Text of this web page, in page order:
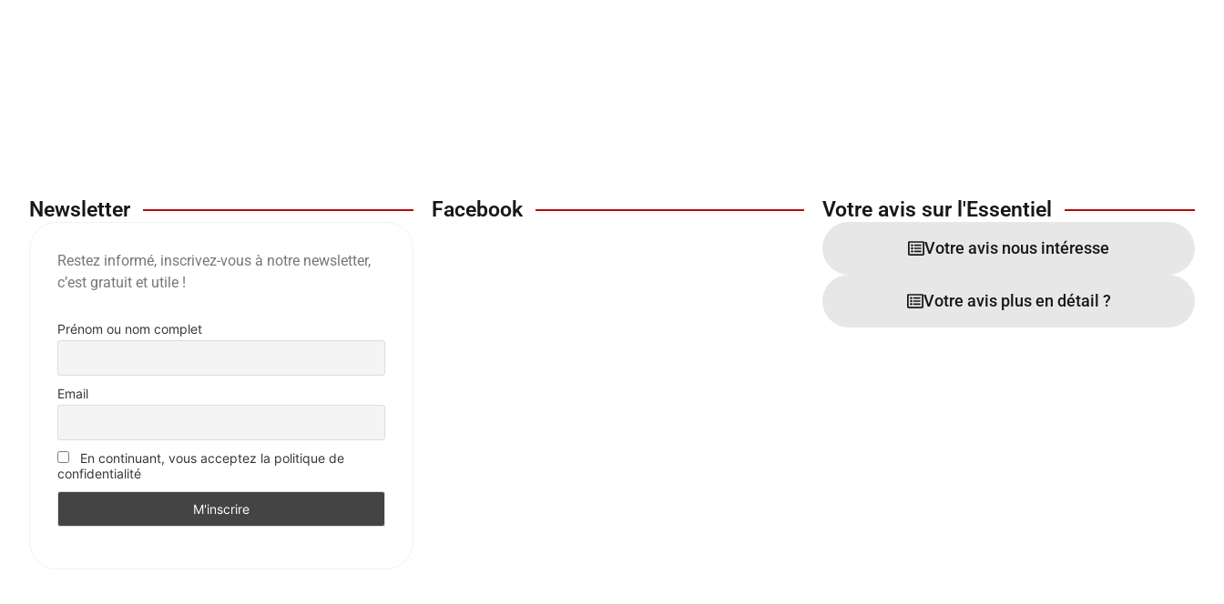
Newsletter
Restez informé, inscrivez-vous à notre newsletter,
c’est gratuit et utile !
Prénom ou nom complet
Email
En continuant, vous acceptez la politique de
confidentialité
Facebook Votre avis sur l'Essentiel
Votre avis nous intéresse
Votre avis plus en détail ?